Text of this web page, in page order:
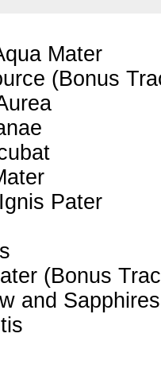
Mater
(Bonus
Pater
(Bonus
and Sapphires